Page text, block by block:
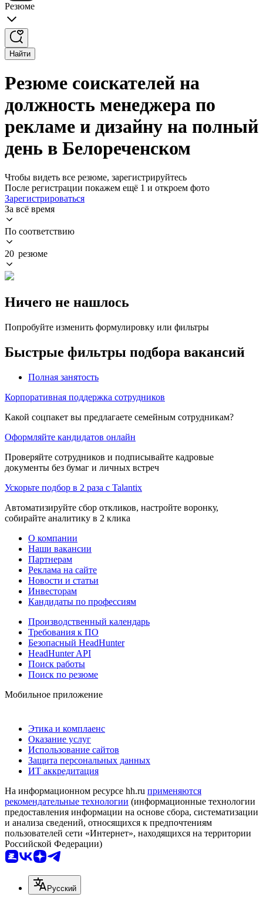
Резюме
Найти
Резюме соискателей на
должность менеджера по
рекламе и дизайну на полный
день в Белореченском
Чтобы видеть все резюме, зарегистрируйтесь
После регистрации покажем ещё 1 и откроем фото
Зарегистрироваться
За всё время
По соответствию
20 резюме
Ничего не нашлось
Попробуйте изменить формулировку или фильтры
Быстрые фильтры подбора вакансий
Полная занятость
Корпоративная поддержка сотрудников
Какой соцпакет вы предлагаете семейным сотрудникам?
Оформляйте кандидатов онлайн
Проверяйте сотрудников и подписывайте кадровые
документы без бумаг и личных встреч
Ускорьте подбор в 2 раза с Talantix
Автоматизируйте сбор откликов, настройте воронку,
собирайте аналитику в 2 клика
О компании
Наши вакансии
Партнерам
Реклама на сайте
Новости и статьи
Инвесторам
Кандидаты по профессиям
Производственный календарь
Требования к ПО
Безопасный HeadHunter
HeadHunter API
Поиск работы
Поиск по резюме
Мобильное приложение
Этика и комплаенс
Оказание услуг
Использование сайтов
Защита персональных данных
ИТ аккредитация
На информационном ресурсе hh.ru применяются
рекомендательные технологии (информационные технологии
предоставления информации на основе сбора, систематизации
и анализа сведений, относящихся к предпочтениям
пользователей сети «Интернет», находящихся на территории
Российской Федерации)
Русский